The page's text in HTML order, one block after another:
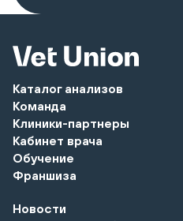
Каталог анализов
Команда
Клиники-партнеры
Кабинет врача
Обучение
Франшиза
Новости